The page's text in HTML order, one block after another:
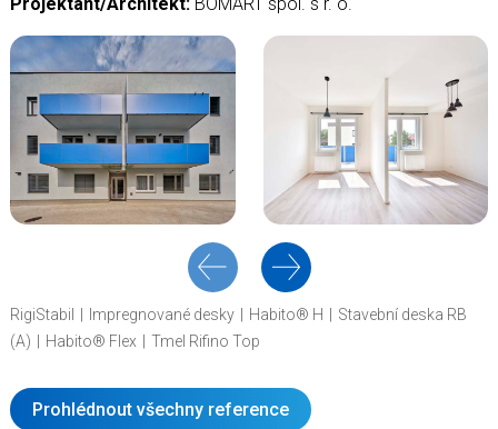
RigiStabil Impregnované desky Habito® H
Stavební deska RB
(A)
Habito® Flex Tmel Rifino Top
Prohlédnout všechny reference